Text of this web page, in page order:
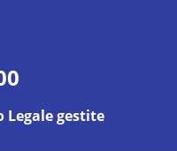
Legale gestite